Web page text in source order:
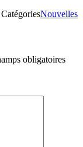
CatégoriesNouvelles
obligatoires